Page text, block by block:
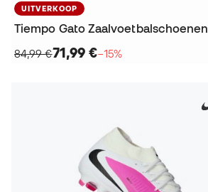
UITVERKOOP
Tiempo Gato Zaalvoetbalschoenen
84,99 €71,99 €−15%